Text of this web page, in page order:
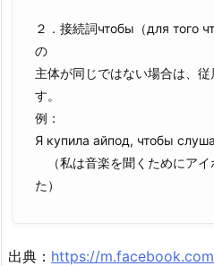
２．接続詞чтобы（для того
の
主体が同じではない場合は、
す。
例：
Я купила айпод, чтобы
（私は音楽を聞くためにアイ
た）
出典： https://